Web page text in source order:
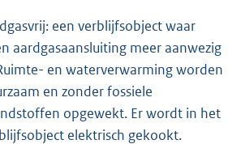
een verblijfsobject waar
aardgasaansluiting meer aanwezig
en waterverwarming worden
en zonder fossiele
opgewekt. Er wordt in het
elektrisch gekookt.